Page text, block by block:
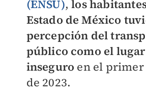
(ENSU),los
Estado de México
percepción del
público como el
inseguro en el
de 2023.